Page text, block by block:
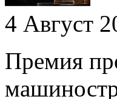
4 Август
Премия